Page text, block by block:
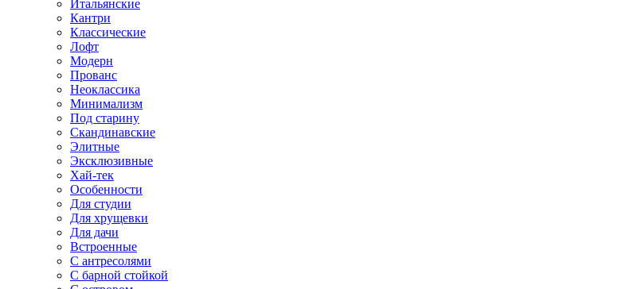
Итальянские
Кантри
Классические
Лофт
Модерн
Прованс
Неоклассика
Минимализм
Под старину
Скандинавские
Элитные
Эксклюзивные
Хай-тек
Особенности
Для студии
Для хрущевки
Для дачи
Встроенные
С антресолями
С барной стойкой